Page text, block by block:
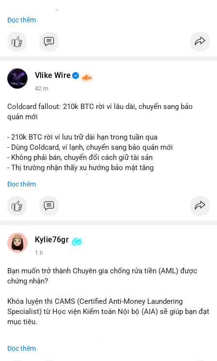
📞 WhatsApp: +1 660 215-8938
📧 Email: localpvashop@gmail.com
premium, PVA, aged với giá tốt nhất!
Đọc thêm
Vlike Wire
42 m
Coldcard fallout: 210k BTC rời ví lâu dài, chuyển sang bảo
quản mới
- 210k BTC rời ví lưu trữ dài hạn trong tuần qua
- Dùng Coldcard, ví lạnh, chuyển sang bảo quản mới
- Không phải bán, chuyển đổi cách giữ tài sản
- Thị trường nhận thấy xu hướng bảo mật tăng
#vlikevn #titanbot
Đọc thêm
Kylie76gr
1 h
Bạn muốn trở thành Chuyên gia chống rửa tiền (AML) được
chứng nhận?
Khóa luyện thi CAMS (Certified Anti-Money Laundering
Specialist) từ Học viện Kiểm toán Nội bộ (AIA) sẽ giúp bạn đạt
mục tiêu.
gồm tài liệu toàn diện, câu hỏi thực hành, bài thi thử sát thực
Đọc thêm